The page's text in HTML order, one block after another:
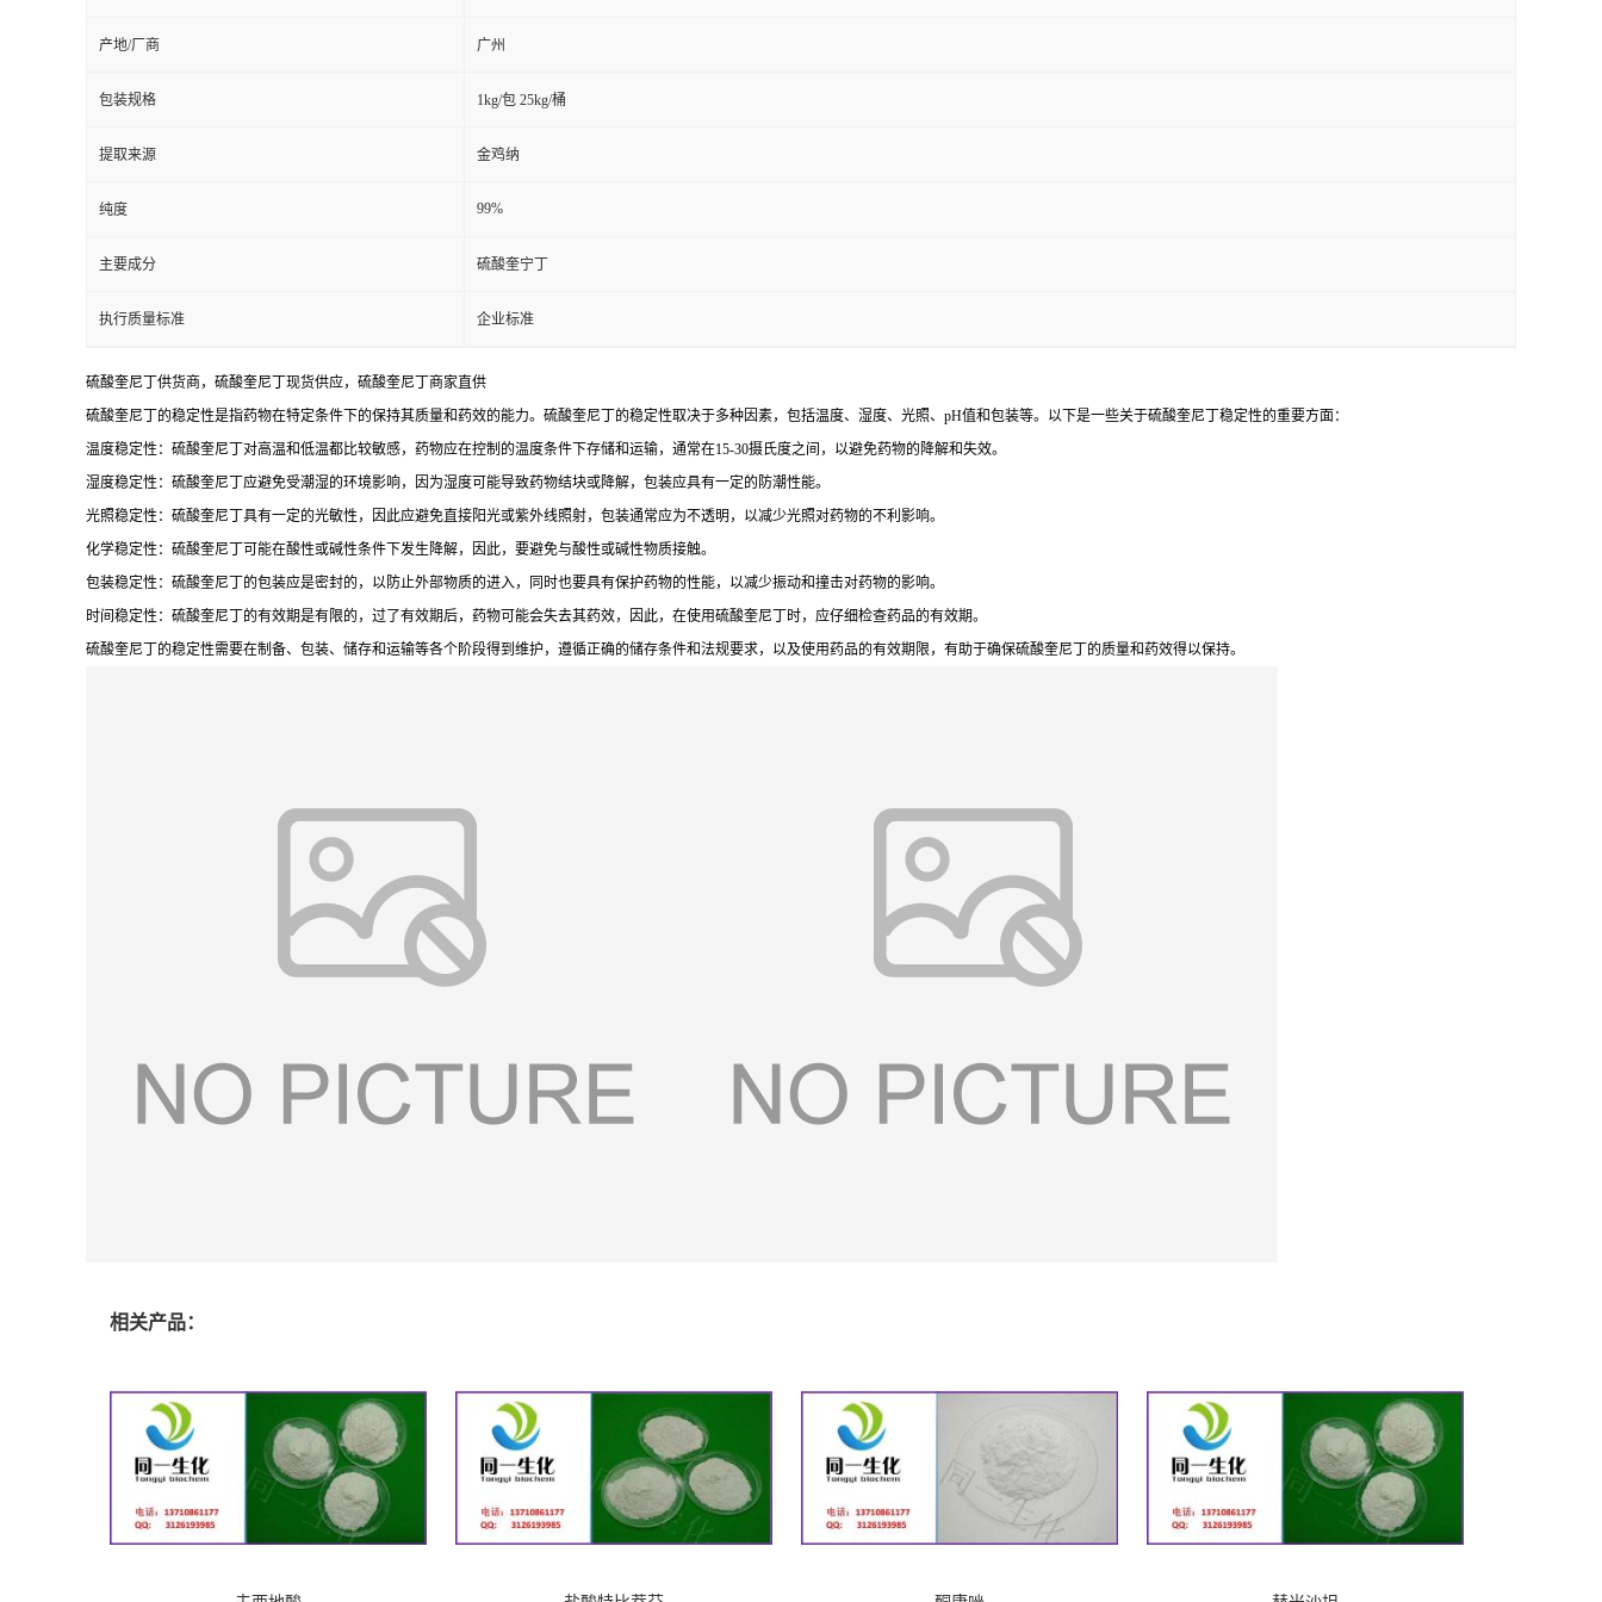
产地/厂商 广州
包装规格 1kg/包 25kg/桶
提取来源 金鸡纳
纯度 99%
主要成分 硫酸奎宁丁
执行质量标准 企业标准
硫酸奎尼丁供货商，硫酸奎尼丁现货供应，硫酸奎尼丁商家直供
硫酸奎尼丁的稳定性是指药物在特定条件下的保持其质量和药效的能力。硫酸奎尼丁的稳定性取决于多种因素，包括温度、湿度、光照、pH值和包装等。以下是一些关于硫酸奎尼丁稳定性的重要方面：
温度稳定性：硫酸奎尼丁对高温和低温都比较敏感，药物应在控制的温度条件下存储和运输，通常在15-30摄氏度之间，以避免药物的降解和失效。
湿度稳定性：硫酸奎尼丁应避免受潮湿的环境影响，因为湿度可能导致药物结块或降解，包装应具有一定的防潮性能。
光照稳定性：硫酸奎尼丁具有一定的光敏性，因此应避免直接阳光或紫外线照射，包装通常应为不透明，以减少光照对药物的不利影响。
化学稳定性：硫酸奎尼丁可能在酸性或碱性条件下发生降解，因此，要避免与酸性或碱性物质接触。
包装稳定性：硫酸奎尼丁的包装应是密封的，以防止外部物质的进入，同时也要具有保护药物的性能，以减少振动和撞击对药物的影响。
时间稳定性：硫酸奎尼丁的有效期是有限的，过了有效期后，药物可能会失去其药效，因此，在使用硫酸奎尼丁时，应仔细检查药品的有效期。
硫酸奎尼丁的稳定性需要在制备、包装、储存和运输等各个阶段得到维护，遵循正确的储存条件和法规要求，以及使用药品的有效期限，有助于确保硫酸奎尼丁的质量和药效得以保持。
相关产品：